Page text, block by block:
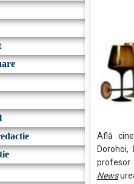
Află
Dorohoi,
News